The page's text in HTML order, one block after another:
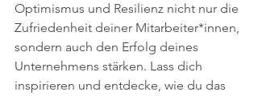
Optimismus und Resilienz nicht nur die
Zufriedenheit deiner Mitarbeiter*innen,
sondern auch den Erfolg deines
Unternehmens stärken. Lass dich
inspirieren und entdecke, wie du das